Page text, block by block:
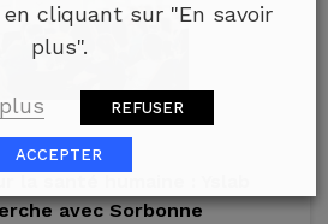
avec Sorbonne
cliquant sur "En savoir
plus".
REFUSER
ACCEPTER